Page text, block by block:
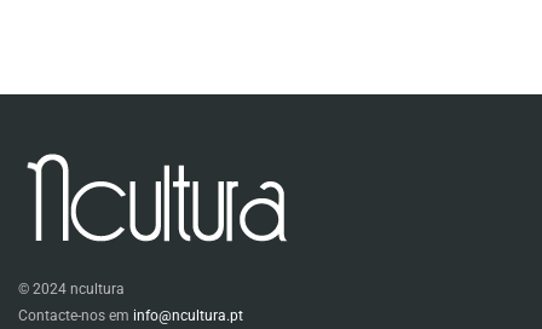
© 2024 ncultura
Contacte-nos em info@ncultura.pt